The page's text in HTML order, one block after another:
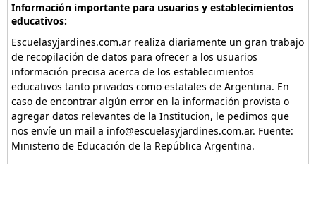
Información importante para usuarios y establecimientos
educativos:
Escuelasyjardines.com.ar realiza diariamente un gran trabajo
de recopilación de datos para ofrecer a los usuarios
información precisa acerca de los establecimientos
educativos tanto privados como estatales de Argentina. En
caso de encontrar algún error en la información provista o
agregar datos relevantes de la Institucion, le pedimos que
nos envíe un mail a info@escuelasyjardines.com.ar. Fuente:
Ministerio de Educación de la República Argentina.